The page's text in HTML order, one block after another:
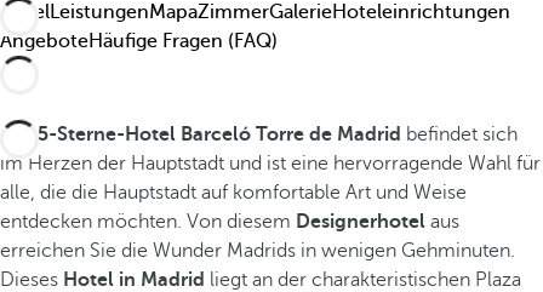
HotelLeistungenMapaZimmerGalerieHoteleinrichtungen
AngeboteHäufige Fragen (FAQ)
Das 5-Sterne-Hotel Barceló Torre de Madrid befindet sich
im Herzen der Hauptstadt und ist eine hervorragende Wahl für
alle, die die Hauptstadt auf komfortable Art und Weise
entdecken möchten. Von diesem Designerhotel aus
erreichen Sie die Wunder Madrids in wenigen Gehminuten.
Dieses Hotel in Madrid liegt an der charakteristischen Plaza